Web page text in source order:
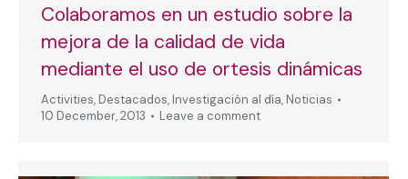
Colaboramos en un estudio sobre la
mejora de la calidad de vida
mediante el uso de ortesis dinámicas
Activities, Destacados, Investigación al día, Noticias
10 December, 2013
Leave a comment